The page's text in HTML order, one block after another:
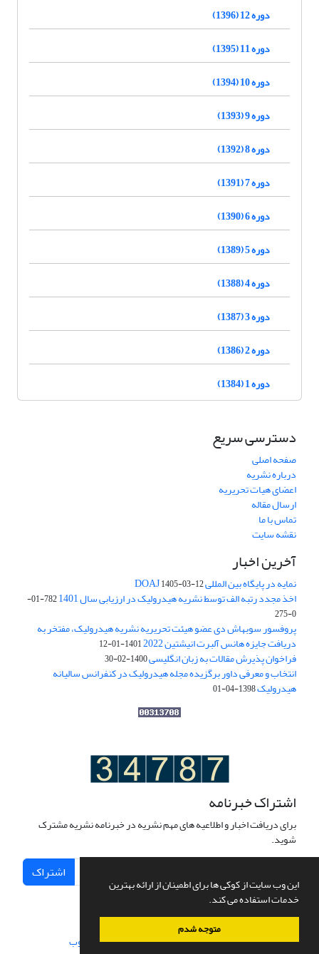
این وب سایت از کوکی ها برای اطمینان از ارائه بهترین
خدمات استفاده می کند.
متوجه شدم
دوره 12 (1396)
دوره 11 (1395)
دوره 10 (1394)
دوره 9 (1393)
دوره 8 (1392)
دوره 7 (1391)
دوره 6 (1390)
دوره 5 (1389)
دوره 4 (1388)
دوره 3 (1387)
دوره 2 (1386)
دوره 1 (1384)
دسترسی سریع
صفحه اصلی
درباره نشریه
اعضای هیات تحریریه
ارسال مقاله
تماس با ما
نقشه سایت
آخرین اخبار
نمایه در پایگاه بین المللی DOAJ1405-03-12
اخذ مجدد رتبه الف توسط نشریه هیدرولیک در ارزیابی سال 1401
782-01-
0-275
پروفسور سوبهاش دی عضو هیئت تحریریه نشریه هیدرولیک، مفتخر به
دریافت جایزه هانس آلبرت انیشتین 2022 1401-01-12
فراخوان پذیرش مقالات به زبان انگلیسی1400-02-30
انتخاب و معرفی داور برگزیده مجله هیدرولیک در کنفرانس سالیانه
هیدرولیک1398-04-01
اشتراک خبرنامه
برای دریافت اخبار و اطلاعیه های مهم نشریه در خبرنامه نشریه مشترک
شوید.
اشتراک
سامانه مدیریت نشریات علمی.طراحی و پیاده سازی از سیناوب